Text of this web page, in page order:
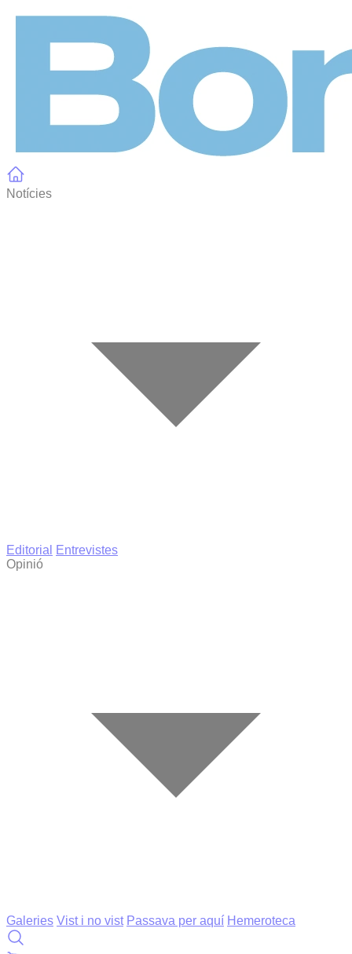
Notícies
Editorial
Entrevistes
Opinió
Galeries Vist i no vist Passava per aquí Hemeroteca